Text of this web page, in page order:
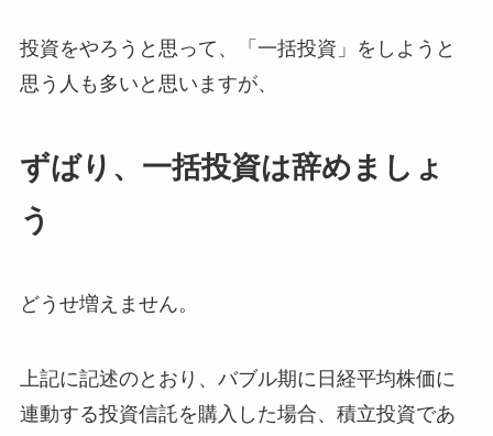
投資をやろうと思って、「一括投資」をしようと
思う人も多いと思いますが、
ずばり、一括投資は辞めましょ
う
どうせ増えません。
上記に記述のとおり、バブル期に日経平均株価に
連動する投資信託を購入した場合、積立投資であ